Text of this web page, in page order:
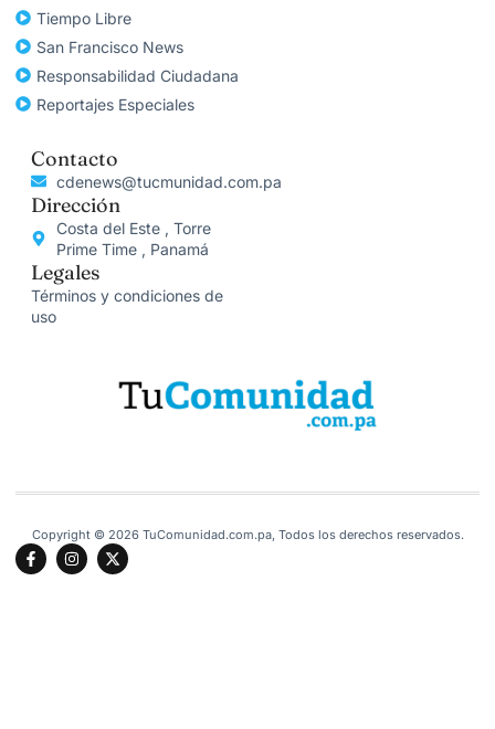
Tiempo Libre
San Francisco News
Responsabilidad Ciudadana
Reportajes Especiales
Contacto
cdenews@tucmunidad.com.pa
Dirección
Costa del Este , Torre
Prime Time , Panamá
Legales
Términos y condiciones de
uso
Copyright © 2026 TuComunidad.com.pa, Todos los derechos reservados.